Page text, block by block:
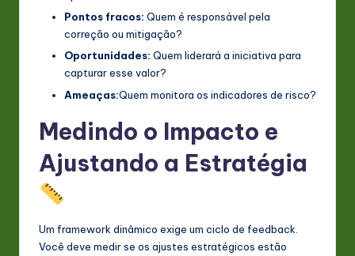
Pontos fracos: Quem é responsável pela
correção ou mitigação?
Oportunidades: Quem liderará a iniciativa para
capturar esse valor?
Ameaças:Quem monitora os indicadores de risco?
Medindo o Impacto e
Ajustando a Estratégia
Um framework dinâmico exige um ciclo de feedback.
Você deve medir se os ajustes estratégicos estão